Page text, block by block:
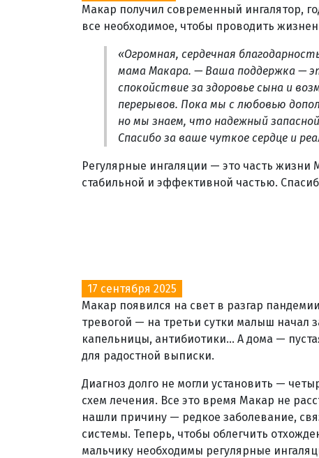
Макар получил современный ингалятор,
все необходимое, чтобы проводить
«Огромная, сердечная
мама Макара. — Ваша поддержка —
спокойствие за здоровье сына и
перерывов. Пока мы с любовью
но мы знаем, что надежный
Спасибо за ваше чуткое сердце и
Регулярные ингаляции — это часть жизни
стабильной и эффективной частью.
17 сентября 2025
Макар появился на свет в разгар
тревогой — на третьи сутки малыш начал
капельницы, антибиотики... А дома —
для радостной выписки.
Диагноз долго не могли установить —
схем лечения. Все это время Макар не
нашли причину — редкое заболевание,
системы. Теперь, чтобы облегчить
мальчику необходимы регулярные